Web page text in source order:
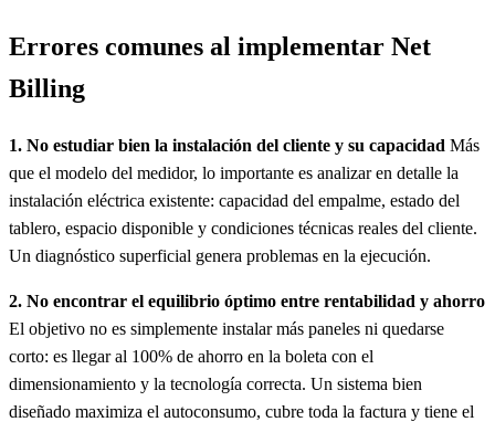
Errores comunes al implementar Net
Billing
1. No estudiar bien la instalación del cliente y su capacidad Más
que el modelo del medidor, lo importante es analizar en detalle la
instalación eléctrica existente: capacidad del empalme, estado del
tablero, espacio disponible y condiciones técnicas reales del cliente.
Un diagnóstico superficial genera problemas en la ejecución.
2. No encontrar el equilibrio óptimo entre rentabilidad y ahorro
El objetivo no es simplemente instalar más paneles ni quedarse
corto: es llegar al 100% de ahorro en la boleta con el
dimensionamiento y la tecnología correcta. Un sistema bien
diseñado maximiza el autoconsumo, cubre toda la factura y tiene el